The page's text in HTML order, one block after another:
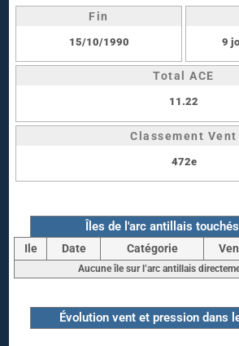
Fin
15/10/1990 9
Total ACE
11.22
Classement Vent
472e
Îles de l'arc antillais
Ile Date Catégorie
Aucune île sur l’arc antillais
Évolution vent et pression dans